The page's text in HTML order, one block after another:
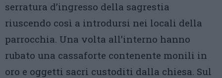
serratura d’ingresso della sagrestia
riuscendo così a introdursi nei locali della
parrocchia. Una volta all’interno hanno
rubato una cassaforte contenente monili in
oro e oggetti sacri custoditi dalla chiesa. Sul